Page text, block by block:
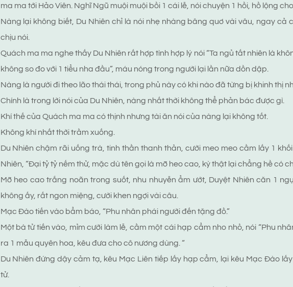
ma ma tới Hảo Viên. Nghĩ Ngũ muội muội bồi 1 cái lễ, nói chuyện 1 hồi, hồ lộng
Nàng lại không biết, Du Nhiên chỉ là nói nhẹ nhàng bâng quơ vài vâu, ngay cả
chịu nói.
Quách ma ma nghe thấy Du Nhiên rất hợp tình hợp lý nói “Ta ngủ tất nhiên là
không so đo với 1 tiểu nha đầu”, máu nóng trong người lại lần nữa dồn dập.
Nàng là người đi theo lão thái thái, trong phủ này có khi nào đã từng bị khinh thị
Chính là trong lời nói của Du Nhiên, nàng nhất thời không thể phản bác được gì.
Khí thế của Quách ma ma có thịnh nhưng tài ăn nói của nàng lại không tốt.
Không khí nhất thời trầm xuống.
Du Nhiên chậm rãi uống trà, tinh thần thanh thản, cười meo meo cầm lấy 1
Nhiên, “Đại tỷ tỷ nếm thử, mặc dù tên gọi là mỡ heo cao, kỳ thật lại chẳng hề có
Mỡ heo cao trắng noãn trong suốt, nhu nhuyễn ẩm ướt, Duyệt Nhiên căn 1
không ấy, rất ngon miệng, cười khen ngợi vài câu.
Mạc Đào tiến vào bẩm báo, “Phu nhân phái người đến tặng đồ.”
Một bà tử tiến vào, mỉm cười làm lễ, cầm một cái hạp cẩm nho nhỏ, nói “Phu
ra 1 mẫu quyên hoa, kêu đưa cho cô nương dùng. “
Du Nhiên đứng dậy cảm tạ, kêu Mạc Liên tiếp lấy hạp cẩm, lại kêu Mạc Đào
tử.